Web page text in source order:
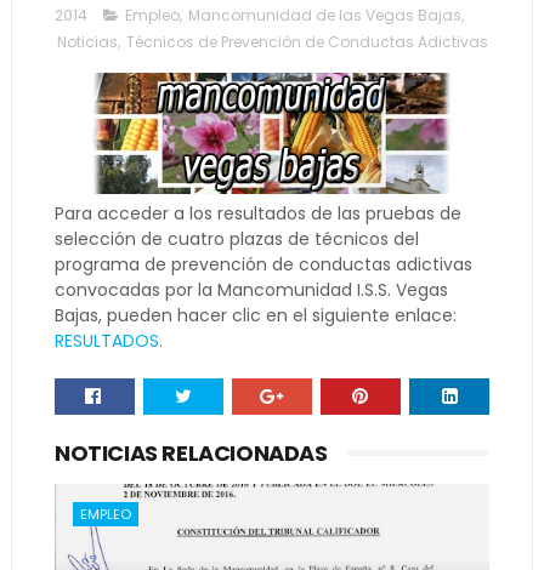
2014
Empleo, Mancomunidad de las Vegas Bajas,
Noticias, Técnicos de Prevención de Conductas Adictivas
Para acceder a los resultados de las pruebas de
selección de cuatro plazas de técnicos del
programa de prevención de conductas adictivas
convocadas por la Mancomunidad I.S.S. Vegas
Bajas, pueden hacer clic en el siguiente enlace:
RESULTADOS.
NOTICIAS RELACIONADAS
EMPLEO